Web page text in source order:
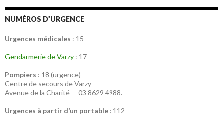
NUMÉROS D’URGENCE
Urgences médicales : 15
Gendarmerie de Varzy : 17
Pompiers : 18 (urgence)
Centre de secours de Varzy
Avenue de la Charité – 03 8629 4988.
Urgences à partir d’un portable : 112